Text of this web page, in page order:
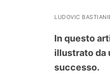
LUDOVIC
In questo
illustrato da
successo.